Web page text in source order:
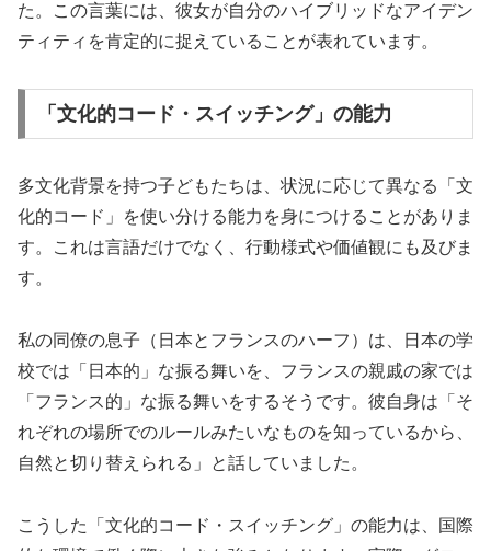
た。この言葉には、彼女が自分のハイブリッドなアイデン
ティティを肯定的に捉えていることが表れています。
「文化的コード・スイッチング」の能力
多文化背景を持つ子どもたちは、状況に応じて異なる「文
化的コード」を使い分ける能力を身につけることがありま
す。これは言語だけでなく、行動様式や価値観にも及びま
す。
私の同僚の息子（日本とフランスのハーフ）は、日本の学
校では「日本的」な振る舞いを、フランスの親戚の家では
「フランス的」な振る舞いをするそうです。彼自身は「そ
れぞれの場所でのルールみたいなものを知っているから、
自然と切り替えられる」と話していました。
こうした「文化的コード・スイッチング」の能力は、国際